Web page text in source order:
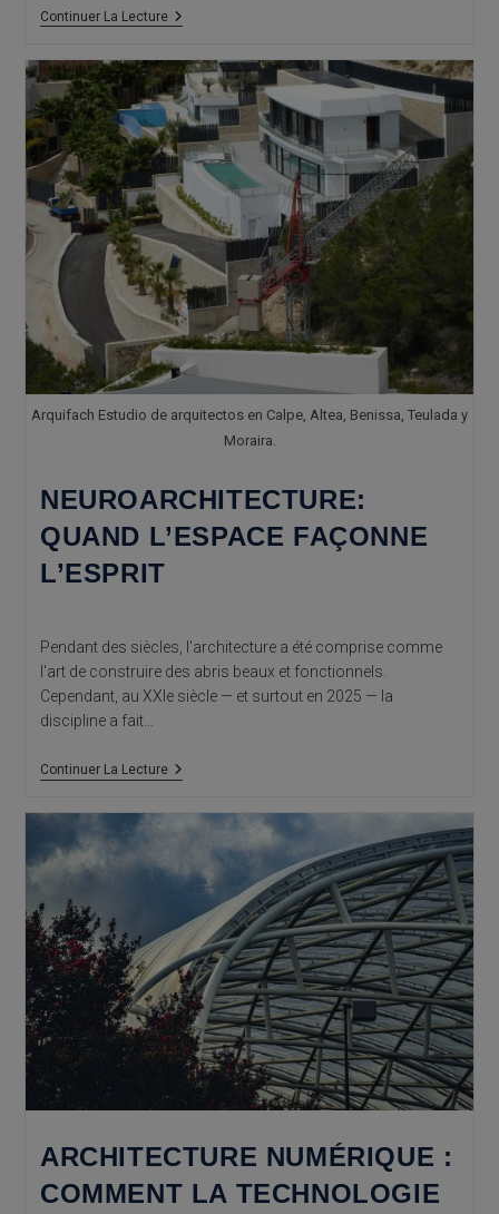
Continuer La LectureMatériaux
:
La
Nouvelle
Révolution
De
La
Construction
Durable
Arquifach Estudio de arquitectos en Calpe, Altea, Benissa, Teulada y
Moraira.
NEUROARCHITECTURE:
QUAND L’ESPACE FAÇONNE
L’ESPRIT
Pendant des siècles, l'architecture a été comprise comme
l'art de construire des abris beaux et fonctionnels.
Cependant, au XXIe siècle — et surtout en 2025 — la
discipline a fait…
Continuer La LectureNeuroarchitecture:
Façonne
ARCHITECTURE NUMÉRIQUE :
COMMENT LA TECHNOLOGIE